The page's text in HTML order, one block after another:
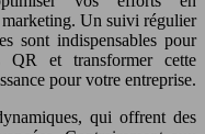
marketing. Un suivi régulier
sont indispensables pour
et transformer cette
pour votre entreprise.
qui offrent des